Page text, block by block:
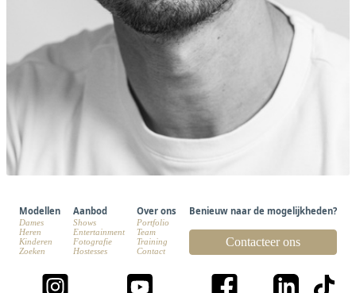
Modellen
Dames
Heren
Kinderen
Zoeken
Aanbod
Shows
Entertainment
Fotografie
Hostesses
Over ons
Portfolio
Team
Training
Contact
Benieuw naar de mogelijkheden?
Contacteer ons